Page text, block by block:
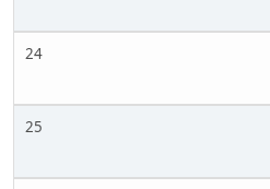
24
25